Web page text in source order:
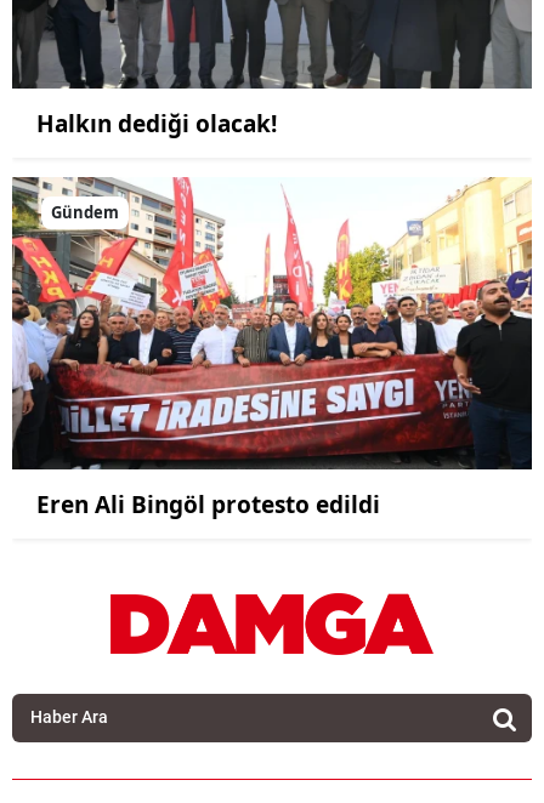
Halkın dediği olacak!
Gündem
Eren Ali Bingöl protesto edildi